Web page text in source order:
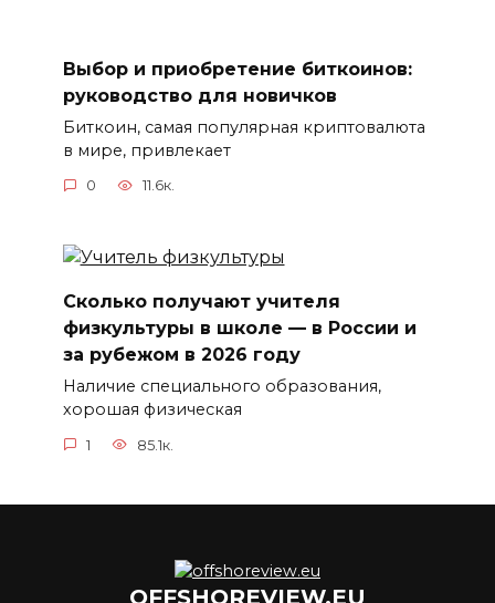
Выбор и приобретение биткоинов:
руководство для новичков
Биткоин, самая популярная криптовалюта
в мире, привлекает
0 11.6к.
Сколько получают учителя
физкультуры в школе — в России и
за рубежом в 2026 году
Наличие специального образования,
хорошая физическая
1 85.1к.
OFFSHOREVIEW.EU